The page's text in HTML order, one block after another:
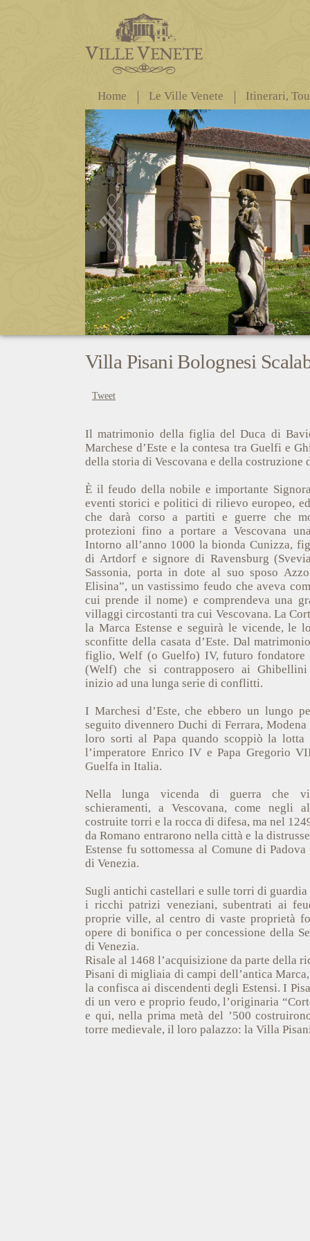
Home Le Ville Venete Itinerari,
Villa Pisani Bolognesi
Tweet
Il matrimonio della figlia del Duca di
Marchese d’Este e la contesa tra Guelfi e
della storia di Vescovana e della costruzione
È il feudo della nobile e importante
eventi storici e politici di rilievo europeo, ed
che darà corso a partiti e guerre che
protezioni fino a portare a Vescovana
Intorno all’anno 1000 la bionda Cunizza,
di Artdorf e signore di Ravensburg
Sassonia, porta in dote al suo sposo
Elisina”, un vastissimo feudo che aveva
cui prende il nome) e comprendeva una
villaggi circostanti tra cui Vescovana. La
la Marca Estense e seguirà le vicende, le
sconfitte della casata d’Este. Dal
figlio, Welf (o Guelfo) IV, futuro
(Welf) che si contrapposero ai
inizio ad una lunga serie di conflitti.
I Marchesi d’Este, che ebbero un lungo
seguito divennero Duchi di Ferrara,
loro sorti al Papa quando scoppiò la
l’imperatore Enrico IV e Papa Gregorio
Guelfa in Italia.
Nella lunga vicenda di guerra che
schieramenti, a Vescovana, come negli
costruite torri e la rocca di difesa, ma nel
da Romano entrarono nella città e la
Estense fu sottomessa al Comune di
di Venezia.
Sugli antichi castellari e sulle torri di guardia
i ricchi patrizi veneziani, subentrati ai
proprie ville, al centro di vaste proprietà
opere di bonifica o per concessione della
di Venezia.
Risale al 1468 l’acquisizione da parte della
Pisani di migliaia di campi dell’antica
la confisca ai discendenti degli Estensi. I
di un vero e proprio feudo, l’originaria
e qui, nella prima metà del ’500
torre medievale, il loro palazzo: la Villa